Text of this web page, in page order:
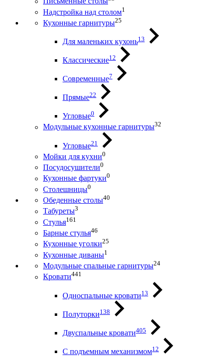
Надстройка над столом1
Кухонные гарнитуры25
Для маленьких кухонь13
Классические12
Современные7
Прямые22
Угловые0
Модульные кухонные гарнитуры32
Угловые21
Мойки для кухни0
Посудосушители0
Кухонные фартуки0
Столешницы0
Обеденные столы40
Табуреты3
Стулья161
Барные стулья46
Кухонные уголки25
Кухонные диваны1
Модульные спальные гарнитуры24
Кровати441
Односпальные кровати13
Полуторки138
Двуспальные кровати405
С подъемным механизмом12